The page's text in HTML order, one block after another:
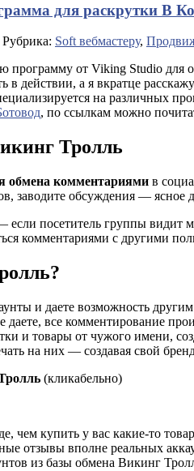
для раскрутки В
Рубрика: Soft вебмастеру,
программу от Viking Studio
в действии, а я вкратце
на различных
, по ссылкам можно
Тролль
обмена комментариями в
заводите обсуждения —
посетитель группы видит
комментариями с другими
и даете возможность
все комментирование
и товары от чужого имени,
на них — создавая свой
(кликабельно)
чем купить у вас какие-то
отзывы вполне реальных
из базы обмена Викинг